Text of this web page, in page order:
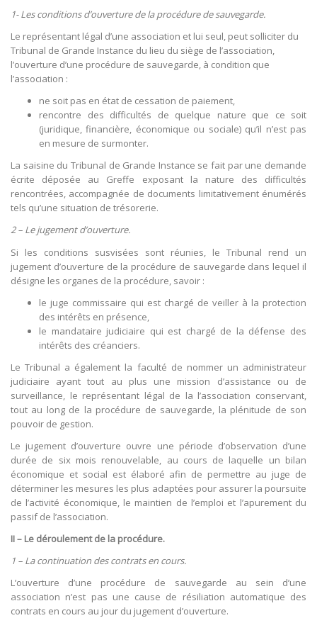
1- Les conditions d’ouverture de la procédure de sauvegarde.
Le représentant légal d’une association et lui seul, peut solliciter du
Tribunal de Grande Instance du lieu du siège de l’association,
l’ouverture d’une procédure de sauvegarde, à condition que
l’association :
ne soit pas en état de cessation de paiement,
rencontre des difficultés de quelque nature que ce soit
(juridique, financière, économique ou sociale) qu’il n’est pas
en mesure de surmonter.
La saisine du Tribunal de Grande Instance se fait par une demande
écrite déposée au Greffe exposant la nature des difficultés
rencontrées, accompagnée de documents limitativement énumérés
tels qu’une situation de trésorerie.
2 – Le jugement d’ouverture.
Si les conditions susvisées sont réunies, le Tribunal rend un
jugement d’ouverture de la procédure de sauvegarde dans lequel il
désigne les organes de la procédure, savoir :
le juge commissaire qui est chargé de veiller à la protection
des intérêts en présence,
le mandataire judiciaire qui est chargé de la défense des
intérêts des créanciers.
Le Tribunal a également la faculté de nommer un administrateur
judiciaire ayant tout au plus une mission d’assistance ou de
surveillance, le représentant légal de la l’association conservant,
tout au long de la procédure de sauvegarde, la plénitude de son
pouvoir de gestion.
Le jugement d’ouverture ouvre une période d’observation d’une
durée de six mois renouvelable, au cours de laquelle un bilan
économique et social est élaboré afin de permettre au juge de
déterminer les mesures les plus adaptées pour assurer la poursuite
de l’activité économique, le maintien de l’emploi et l’apurement du
passif de l’association.
II – Le déroulement de la procédure.
1 – La continuation des contrats en cours.
L’ouverture d’une procédure de sauvegarde au sein d’une
association n’est pas une cause de résiliation automatique des
contrats en cours au jour du jugement d’ouverture.